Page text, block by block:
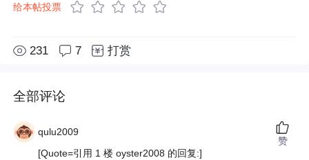
给本帖投票
231 7 打赏
全部评论
qulu2009
[Quote=引用 1 楼 oyster2008 的回复:]
赞